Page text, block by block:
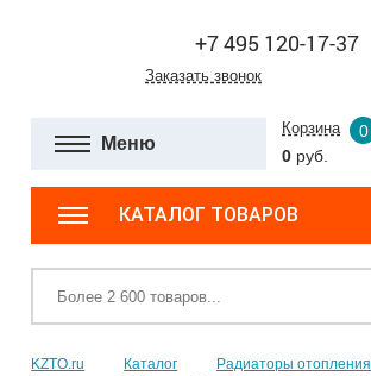
+7 495 120-17-37
Заказать звонок
Меню
Корзина
0
0 руб.
КАТАЛОГ ТОВАРОВ
KZTO.ru Каталог
Радиаторы отопления